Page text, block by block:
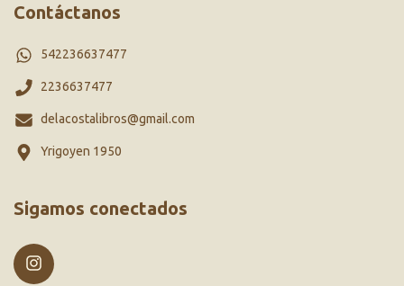
Contáctanos
542236637477
2236637477
delacostalibros@gmail.com
Yrigoyen 1950
Sigamos conectados